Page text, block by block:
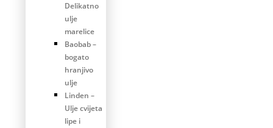
Delikatno
ulje
marelice
Baobab –
bogato
hranjivo
ulje
Linden –
Ulje cvijeta
lipe i